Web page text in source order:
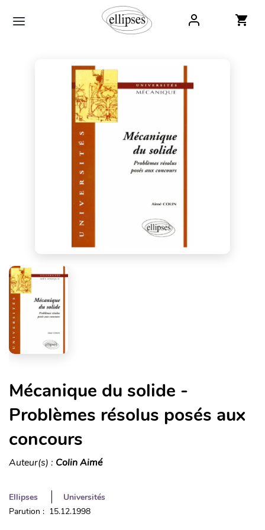
Mécanique du solide -
Problèmes résolus posés aux
concours
Auteur(s) : Colin Aimé
Ellipses
Universités
Parution : 15.12.1998